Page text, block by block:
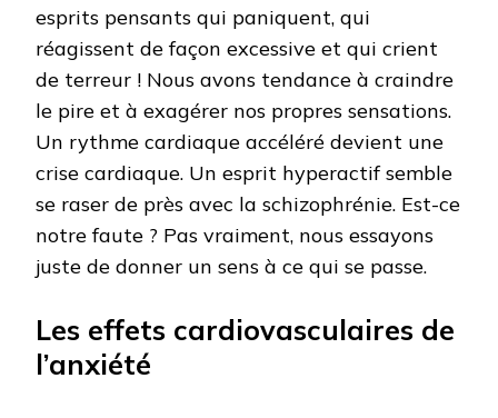
esprits pensants qui paniquent, qui
réagissent de façon excessive et qui crient
de terreur ! Nous avons tendance à craindre
le pire et à exagérer nos propres sensations.
Un rythme cardiaque accéléré devient une
crise cardiaque. Un esprit hyperactif semble
se raser de près avec la schizophrénie. Est-ce
notre faute ? Pas vraiment, nous essayons
juste de donner un sens à ce qui se passe.
Les effets cardiovasculaires de
l’anxiété